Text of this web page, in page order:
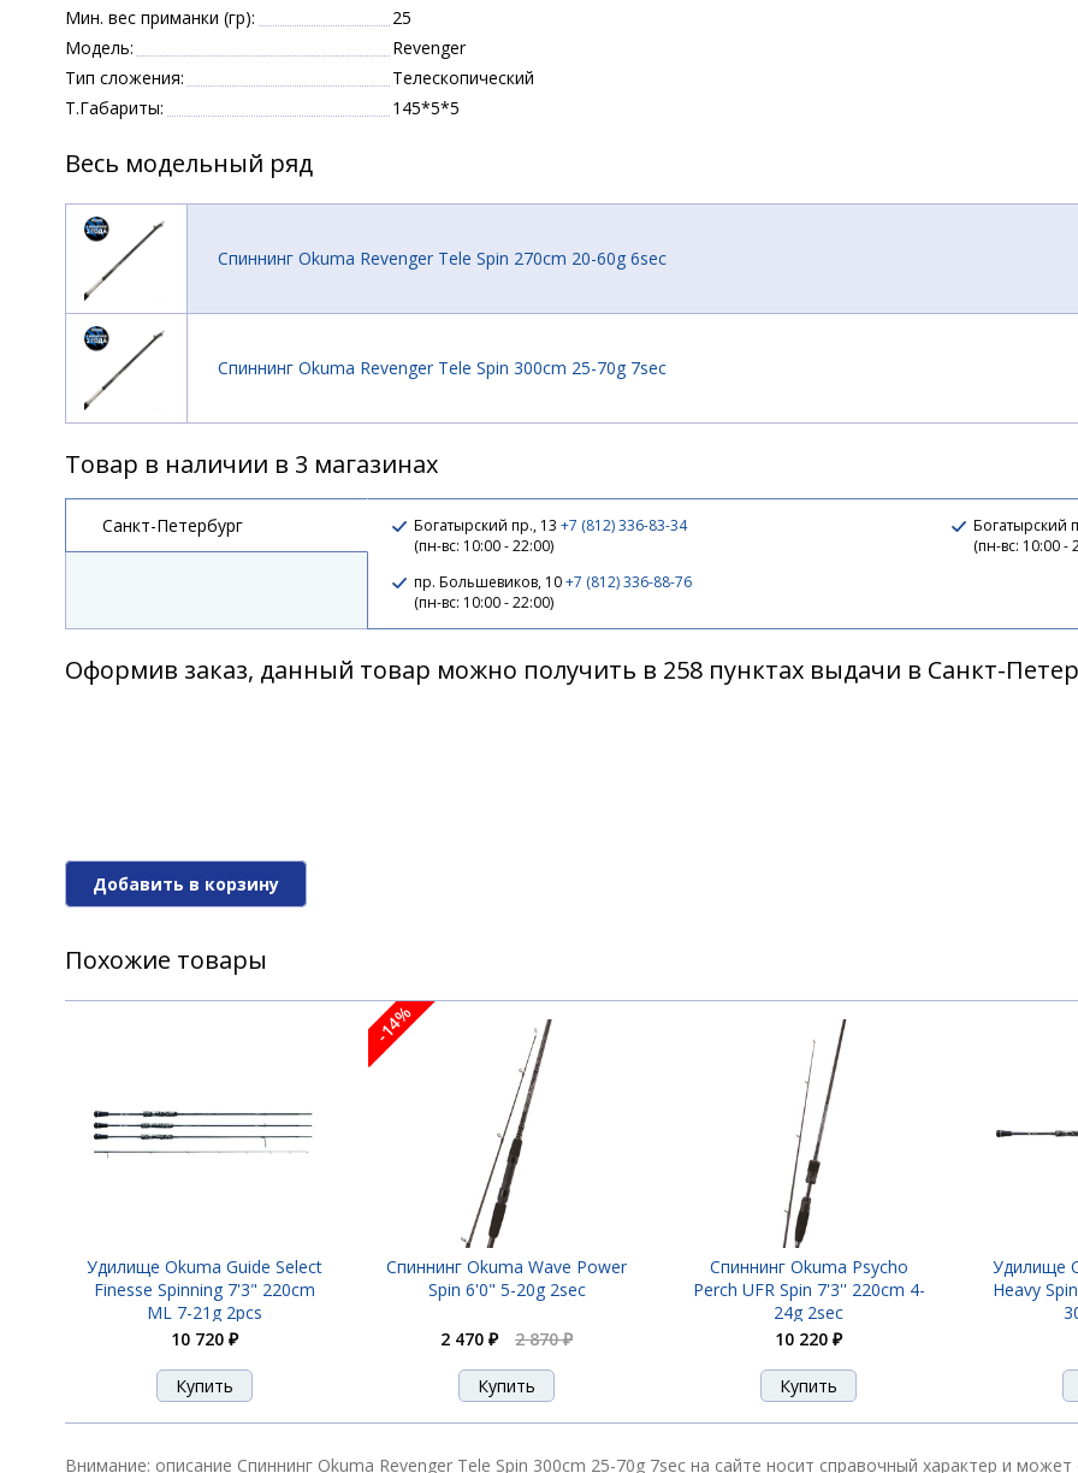
Мин. вес приманки (гр):
25
Модель:
Revenger
Тип сложения:
Телескопический
Т.Габариты:
145*5*5
Весь модельный ряд
Спиннинг Okuma Revenger Tele Spin 270cm 20-60g 6sec
Спиннинг Okuma Revenger Tele Spin 300cm 25-70g 7sec
Товар в наличии в 3 магазинах
Санкт-Петербург Богатырский пр., 13 +7 (812) 336-83-34
(пн-вс: 10:00 - 22:00)
Богатырский
(пн-вс: 10:00 -
пр. Большевиков, 10+7 (812) 336-88-76
(пн-вс: 10:00 - 22:00)
Оформив заказ, данный товар можно получить в 258 пунктах выдачи в Санкт-
Добавить в корзину
Похожие товары
Удилище Okuma Guide Select
Finesse Spinning 7'3" 220cm
ML 7-21g 2pcs
10 720 ₽
-14%
Спиннинг Okuma Wave Power
Spin 6'0" 5-20g 2sec
2 470 ₽ 2 870 ₽
Спиннинг Okuma Psycho
Perch UFR Spin 7'3'' 220cm 4-
24g 2sec
10 220 ₽
Удилище
Heavy
Внимание: описание Спиннинг Okuma Revenger Tele Spin 300cm 25-70g 7sec на сайте носит справочный характер и